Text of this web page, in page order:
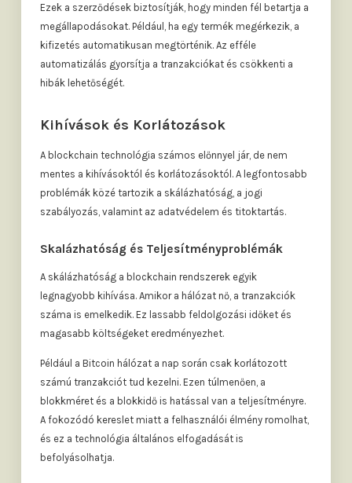
Ezek a szerződések biztosítják, hogy minden fél betartja a
megállapodásokat. Például, ha egy termék megérkezik, a
kifizetés automatikusan megtörténik. Az efféle
automatizálás gyorsítja a tranzakciókat és csökkenti a
hibák lehetőségét.
Kihívások és Korlátozások
A blockchain technológia számos előnnyel jár, de nem
mentes a kihívásoktól és korlátozásoktól. A legfontosabb
problémák közé tartozik a skálázhatóság, a jogi
szabályozás, valamint az adatvédelem és titoktartás.
Skalázhatóság és Teljesítményproblémák
A skálázhatóság a blockchain rendszerek egyik
legnagyobb kihívása. Amikor a hálózat nő, a tranzakciók
száma is emelkedik. Ez lassabb feldolgozási időket és
magasabb költségeket eredményezhet.
Például a Bitcoin hálózat a nap során csak korlátozott
számú tranzakciót tud kezelni. Ezen túlmenően, a
blokkméret és a blokkidő is hatással van a teljesítményre.
A fokozódó kereslet miatt a felhasználói élmény romolhat,
és ez a technológia általános elfogadását is
befolyásolhatja.